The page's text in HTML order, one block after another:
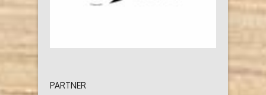
PARTNER